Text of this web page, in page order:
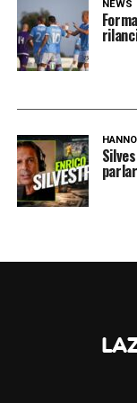
Hoedt vuole
Lazio, e una
LA PLAYLIST
NEWS